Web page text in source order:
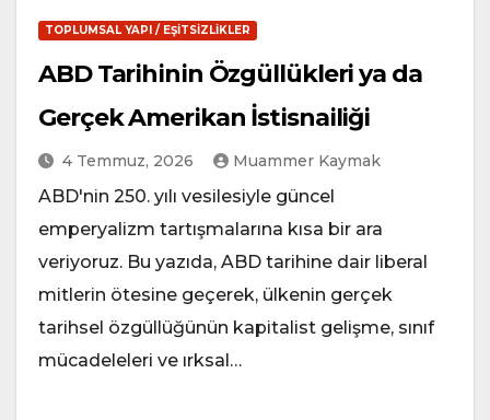
TOPLUMSAL YAPI / EŞITSIZLIKLER
ABD Tarihinin Özgüllükleri ya da
Gerçek Amerikan İstisnailiği
4 Temmuz, 2026 Muammer Kaymak
ABD'nin 250. yılı vesilesiyle güncel
emperyalizm tartışmalarına kısa bir ara
veriyoruz. Bu yazıda, ABD tarihine dair liberal
mitlerin ötesine geçerek, ülkenin gerçek
tarihsel özgüllüğünün kapitalist gelişme, sınıf
mücadeleleri ve ırksal…